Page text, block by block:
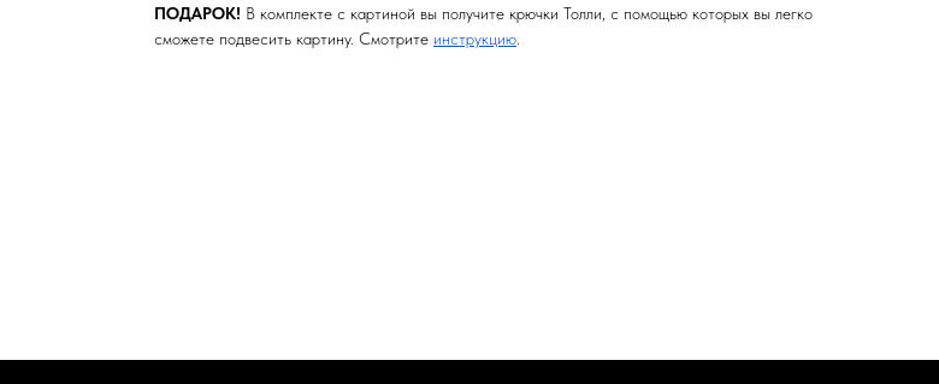
ПОДАРОК! В комплекте с картиной вы получите крючки Толли, с помощью которых вы легко
сможете подвесить картину. Смотрите инструкцию